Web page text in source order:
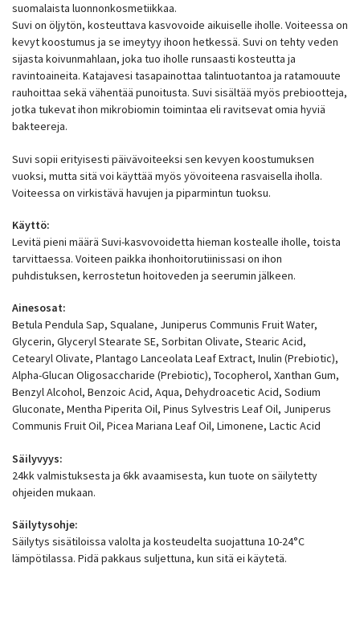
suomalaista luonnonkosmetiikkaa.
Suvi on öljytön, kosteuttava kasvovoide aikuiselle iholle. Voiteessa on
kevyt koostumus ja se imeytyy ihoon hetkessä. Suvi on tehty veden
sijasta koivunmahlaan, joka tuo iholle runsaasti kosteutta ja
ravintoaineita. Katajavesi tasapainottaa talintuotantoa ja ratamouute
rauhoittaa sekä vähentää punoitusta. Suvi sisältää myös prebiootteja,
jotka tukevat ihon mikrobiomin toimintaa eli ravitsevat omia hyviä
bakteereja.
Suvi sopii erityisesti päivävoiteeksi sen kevyen koostumuksen
vuoksi, mutta sitä voi käyttää myös yövoiteena rasvaisella iholla.
Voiteessa on virkistävä havujen ja piparmintun tuoksu.
Käyttö:
Levitä pieni määrä Suvi-kasvovoidetta hieman kostealle iholle, toista
tarvittaessa. Voiteen paikka ihonhoitorutiinissasi on ihon
puhdistuksen, kerrostetun hoitoveden ja seerumin jälkeen.
Ainesosat:
Betula Pendula Sap, Squalane, Juniperus Communis Fruit Water,
Glycerin, Glyceryl Stearate SE, Sorbitan Olivate, Stearic Acid,
Cetearyl Olivate, Plantago Lanceolata Leaf Extract, Inulin (Prebiotic),
Alpha-Glucan Oligosaccharide (Prebiotic), Tocopherol, Xanthan Gum,
Benzyl Alcohol, Benzoic Acid, Aqua, Dehydroacetic Acid, Sodium
Gluconate, Mentha Piperita Oil, Pinus Sylvestris Leaf Oil, Juniperus
Communis Fruit Oil, Picea Mariana Leaf Oil, Limonene, Lactic Acid
Säilyvyys:
24kk valmistuksesta ja 6kk avaamisesta, kun tuote on säilytetty
ohjeiden mukaan.
Säilytysohje:
Säilytys sisätiloissa valolta ja kosteudelta suojattuna 10-24°C
lämpötilassa. Pidä pakkaus suljettuna, kun sitä ei käytetä.